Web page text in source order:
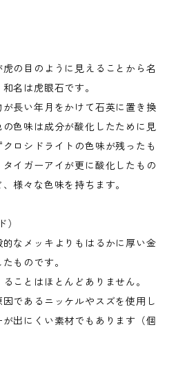
の目のように見えることから名
名は虎眼石です。
長い年月をかけて石英に置き換
色味は成分が酸化したために見
ロシドライトの色味が残ったも
イガーアイが更に酸化したもの
様々な色味を持ちます。
なメッキよりもはるかに厚い金
ものです。
ことはほとんどありません。
であるニッケルやスズを使用し
出にくい素材でもあります（個